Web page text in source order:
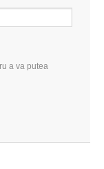
a va putea